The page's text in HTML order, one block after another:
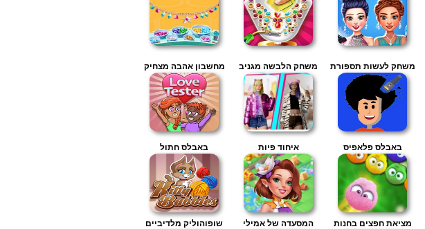
משחק לעשות תספורת משחק הלבשה מגניב מחשבון אהבה מצחיק
באבלס פלאפיס איחוד פיות באבלס חתול
מציאת חפצים בחנות המסעדה של אמילי שופוהוליק מלדיביים